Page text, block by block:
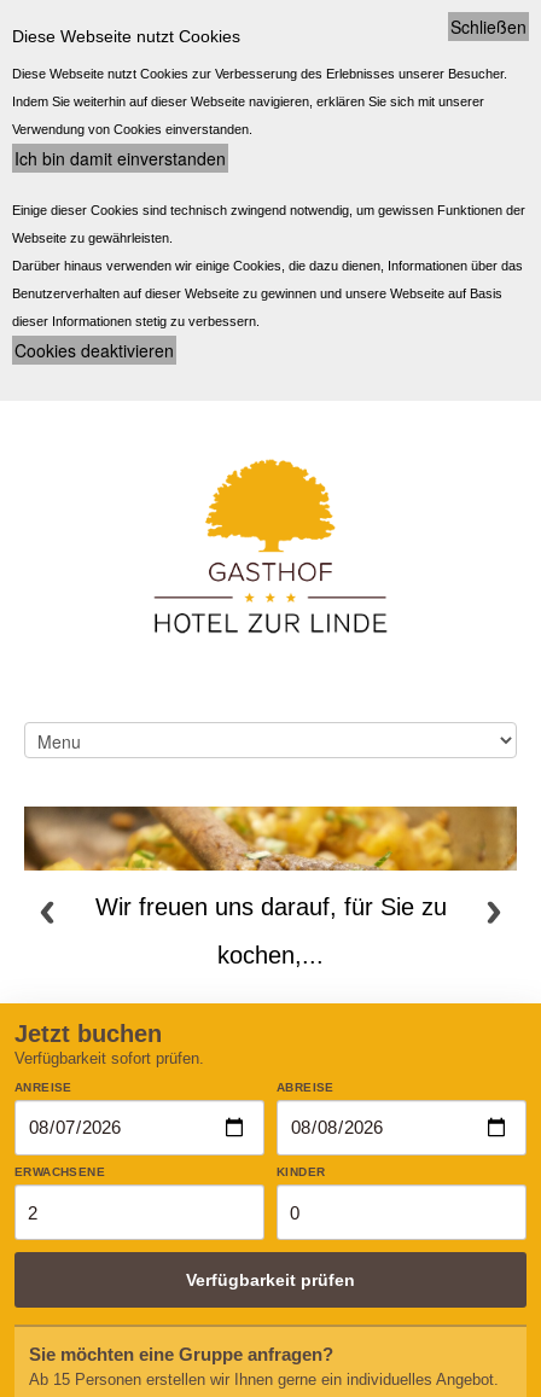
Schließen
Diese Webseite nutzt Cookies
Diese Webseite nutzt Cookies zur Verbesserung des Erlebnisses unserer Besucher.
Indem Sie weiterhin auf dieser Webseite navigieren, erklären Sie sich mit unserer
Verwendung von Cookies einverstanden.
Einige dieser Cookies sind technisch zwingend notwendig, um gewissen Funktionen der
Webseite zu gewährleisten.
Darüber hinaus verwenden wir einige Cookies, die dazu dienen, Informationen über das
Benutzerverhalten auf dieser Webseite zu gewinnen und unsere Webseite auf Basis
dieser Informationen stetig zu verbessern.
Wir freuen uns darauf, für Sie zu
kochen,...
Jetzt buchen
Verfügbarkeit sofort prüfen.
ANREISE ABREISE
ERWACHSENE KINDER
Verfügbarkeit prüfen
Sie möchten eine Gruppe anfragen?
Ab 15 Personen erstellen wir Ihnen gerne ein individuelles Angebot.